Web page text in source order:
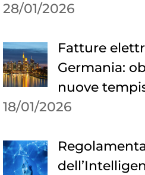
28/01/2026
Fatture
Germania:
nuove
18/01/2026